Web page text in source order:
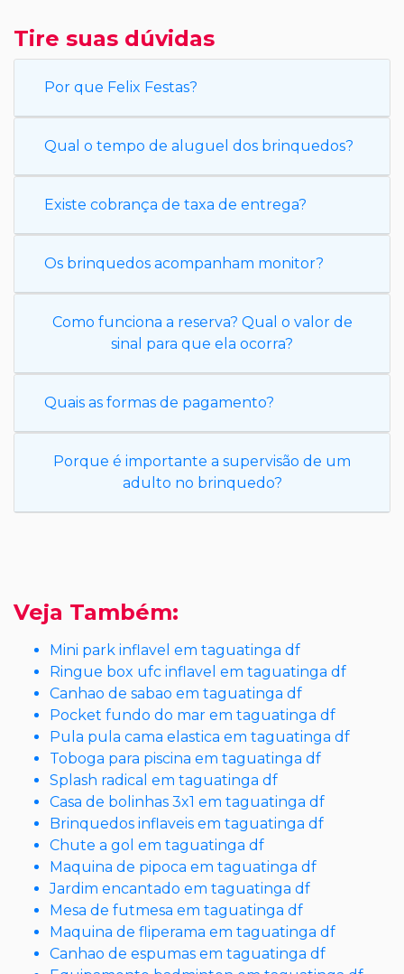
Tire suas dúvidas
Por que Felix Festas?
Qual o tempo de aluguel dos brinquedos?
Existe cobrança de taxa de entrega?
Os brinquedos acompanham monitor?
Como funciona a reserva? Qual o valor de
sinal para que ela ocorra?
Quais as formas de pagamento?
Porque é importante a supervisão de um
adulto no brinquedo?
Veja Também:
Mini park inflavel em taguatinga df
Ringue box ufc inflavel em taguatinga df
Canhao de sabao em taguatinga df
Pocket fundo do mar em taguatinga df
Pula pula cama elastica em taguatinga df
Toboga para piscina em taguatinga df
Splash radical em taguatinga df
Casa de bolinhas 3x1 em taguatinga df
Brinquedos inflaveis em taguatinga df
Chute a gol em taguatinga df
Maquina de pipoca em taguatinga df
Jardim encantado em taguatinga df
Mesa de futmesa em taguatinga df
Maquina de fliperama em taguatinga df
Canhao de espumas em taguatinga df